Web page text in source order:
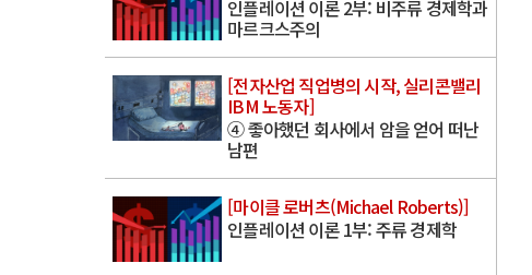
인플레이션 이론 2부: 비주류 경제학과
마르크스주의
[전자산업 직업병의 시작, 실리콘밸리
IBM 노동자]
④ 좋아했던 회사에서 암을 얻어 떠난
남편
[마이클 로버츠(Michael Roberts)]
인플레이션 이론 1부: 주류 경제학